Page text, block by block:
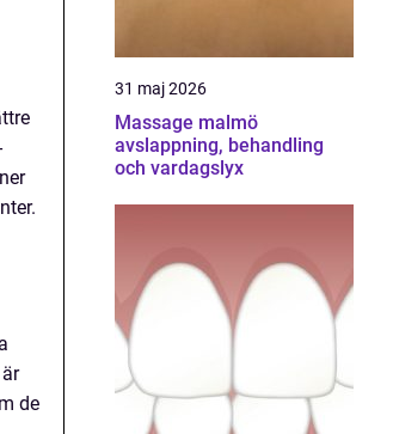
de
31 maj 2026
Massage malmö
avslappning, behandling
och vardagslyx